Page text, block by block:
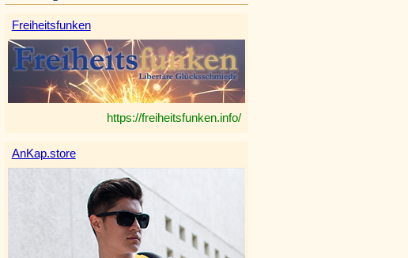
Freiheitsfunken
https://freiheitsfunken.info/
AnKap.store